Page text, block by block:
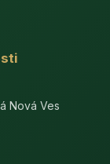
Nová Ves